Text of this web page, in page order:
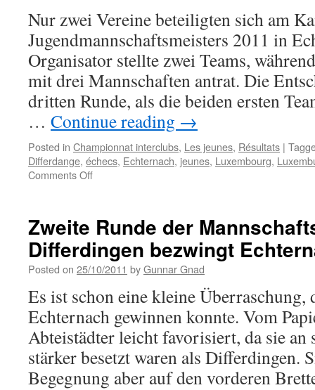
Nur zwei Vereine beteiligten sich am
Jugendmannschaftsmeisters 2011 in
Organisator stellte zwei Teams,
mit drei Mannschaften antrat. Die
dritten Runde, als die beiden ersten
… Continue reading →
Posted in Championnat interclubs, Les jeunes, Résultats |
Differdange, échecs, Echternach, jeunes, Luxembourg,
Comments Offon
der
Jugend
Zweite Runde der
Differdingen bezwingt
Posted on 25/10/2011 byGunnar Gnad
Es ist schon eine kleine Überraschung,
Echternach gewinnen konnte. Vom
Abteistädter leicht favorisiert, da sie an
stärker besetzt waren als Differdingen.
Begegnung aber auf den vorderen